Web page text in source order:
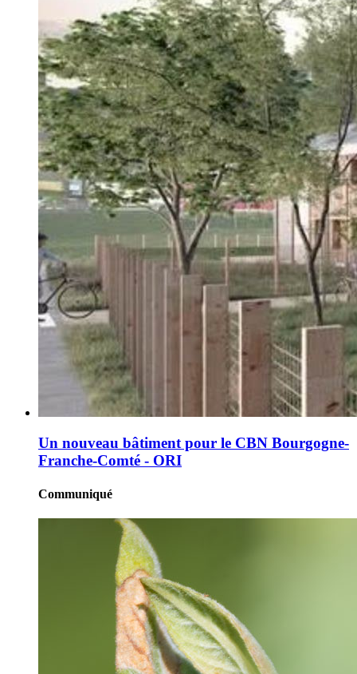
Un nouveau bâtiment pour le CBN Bourgogne-
Franche-Comté - ORI
Communiqué